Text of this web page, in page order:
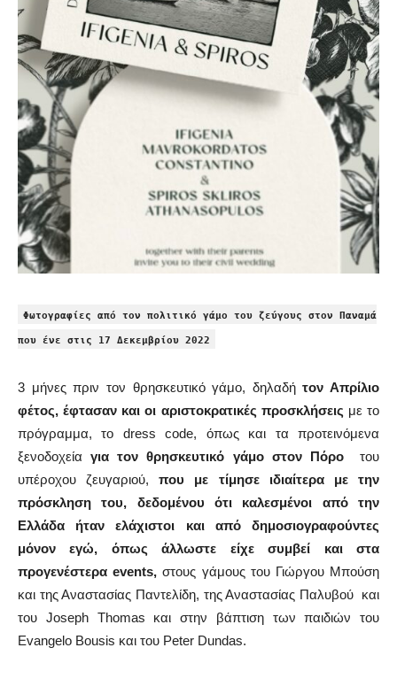
Φωτογραφίες από τον πολιτικό γάμο του ζεύγους στον Παναμά
που ένε στις 17 Δεκεμβρίου 2022
3 μήνες πριν τον θρησκευτικό γάμο, δηλαδήτον Απρίλιο
φέτος, έφτασαν και οι αριστοκρατικές προσκλήσεις με το
πρόγραμμα, το dress code, όπως και τα προτεινόμενα
ξενοδοχείαγια τον θρησκευτικό γάμο στον Πόρο
του
υπέροχου ζευγαριού,που με τίμησε ιδιαίτερα με την
πρόσκληση του, δεδομένου ότι καλεσμένοι από την
Ελλάδα ήταν ελάχιστοι και από δημοσιογραφούντες
μόνον εγώ, όπως άλλωστε είχε συμβεί και στα
προγενέστερα events,στους γάμους του Γιώργου Μπούση
και της Αναστασίας Παντελίδη, της Αναστασίας Παλυβού και
του Joseph Thomas και στην βάπτιση των παιδιών του
Evangelo Bousis και του Peter Dundas.